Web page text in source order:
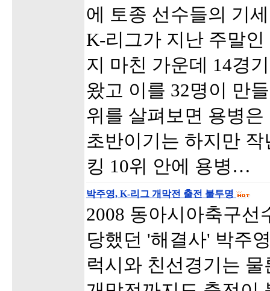
에 토종 선수들의 기
K-리그가 지난 주말
지 마친 가운데 14경
왔고 이를 32명이 만
위를 살펴보면 용병
초반이기는 하지만
킹 10위 안에 용병…
박주영, K-리그 개막전 출전 불투명
2008 동아시아축구선
당했던 '해결사' 박주
럭시와 친선경기는